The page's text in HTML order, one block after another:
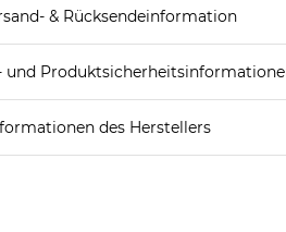
& Rücksendeinformation
und
GmbH
des Herstellers